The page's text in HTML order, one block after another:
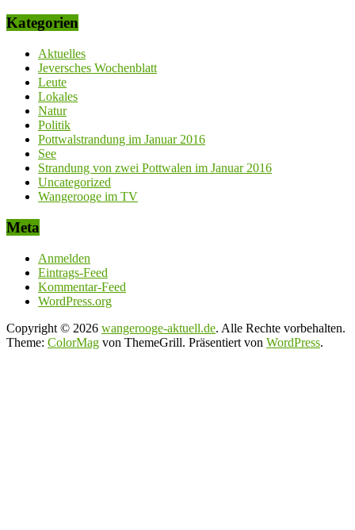
Kategorien
Aktuelles
Jeversches Wochenblatt
Leute
Lokales
Natur
Politik
Pottwalstrandung im Januar 2016
See
Strandung von zwei Pottwalen im Januar 2016
Uncategorized
Wangerooge im TV
Meta
Anmelden
Eintrags-Feed
Kommentar-Feed
WordPress.org
Copyright © 2026 wangerooge-aktuell.de. Alle Rechte vorbehalten.
Theme: ColorMag von ThemeGrill. Präsentiert von WordPress.